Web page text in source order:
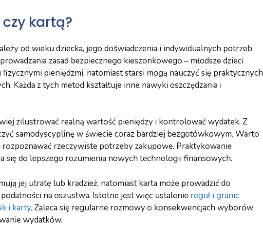
kartą?
od wieku dziecka, jego doświadczenia i indywidualnych potrzeb.
zasad bezpiecznego kieszonkowego – młodsze dzieci
pieniędzmi, natomiast starsi mogą nauczyć się praktycznych
Każda z tych metod kształtuje inne nawyki oszczędzania i
zilustrować realną wartość pieniędzy i kontrolować wydatek. Z
samodyscyplinę w świecie coraz bardziej bezgotówkowym. Warto
rozpoznawać rzeczywiste potrzeby zakupowe. Praktykowanie
się do lepszego rozumienia nowych technologii finansowych.
jej utratę lub kradzież, natomiast karta może prowadzić do
na oszustwa. Istotne jest więc ustalenie reguł i granic
i karty. Zaleca się regularne rozmowy o konsekwencjach wyborów
wydatków.